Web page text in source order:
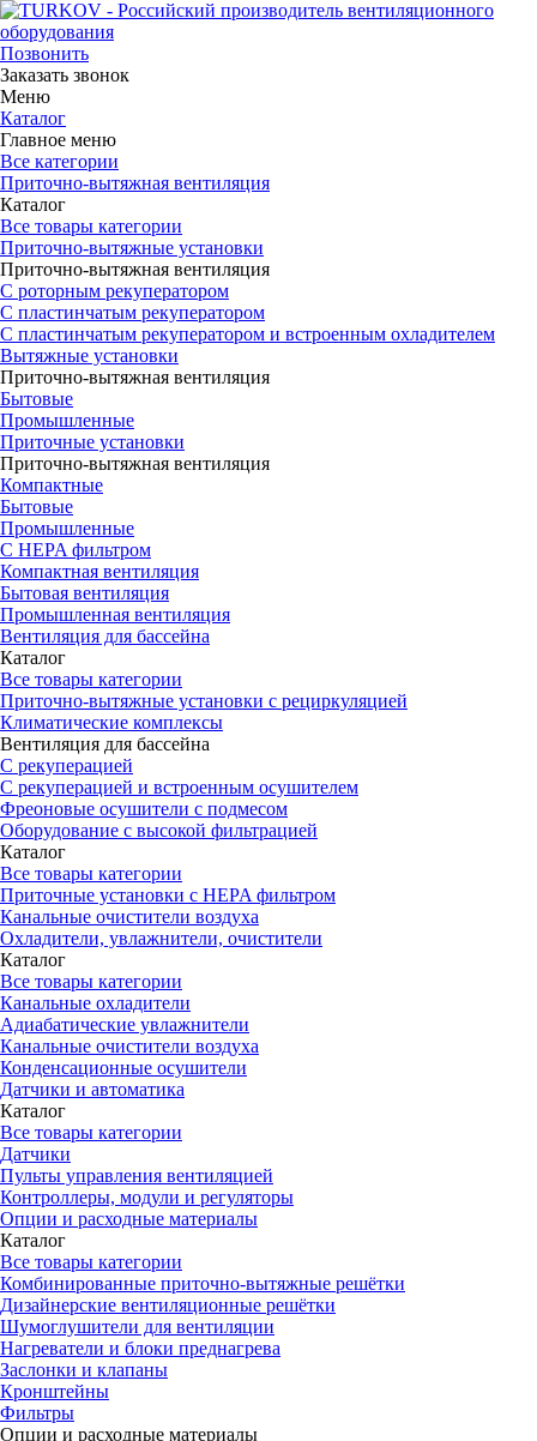
Позвонить
Заказать звонок
Меню
Каталог
Главное меню
Все категории
Приточно-вытяжная вентиляция
Каталог
Все товары категории
Приточно-вытяжные установки
Приточно-вытяжная вентиляция
С роторным рекуператором
С пластинчатым рекуператором
С пластинчатым рекуператором и встроенным охладителем
Вытяжные установки
Приточно-вытяжная вентиляция
Бытовые
Промышленные
Приточные установки
Приточно-вытяжная вентиляция
Компактные
Бытовые
Промышленные
С HEPA фильтром
Компактная вентиляция
Бытовая вентиляция
Промышленная вентиляция
Вентиляция для бассейна
Каталог
Все товары категории
Приточно-вытяжные установки с рециркуляцией
Климатические комплексы
Вентиляция для бассейна
С рекуперацией
С рекуперацией и встроенным осушителем
Фреоновые осушители с подмесом
Оборудование с высокой фильтрацией
Каталог
Все товары категории
Приточные установки c HEPA фильтром
Канальные очистители воздуха
Охладители, увлажнители, очистители
Каталог
Все товары категории
Канальные охладители
Адиабатические увлажнители
Канальные очистители воздуха
Конденсационные осушители
Датчики и автоматика
Каталог
Все товары категории
Датчики
Пульты управления вентиляцией
Контроллеры, модули и регуляторы
Опции и расходные материалы
Каталог
Все товары категории
Комбинированные приточно-вытяжные решётки
Дизайнерские вентиляционные решётки
Шумоглушители для вентиляции
Нагреватели и блоки преднагрева
Заслонки и клапаны
Кронштейны
Фильтры
Опции и расходные материалы